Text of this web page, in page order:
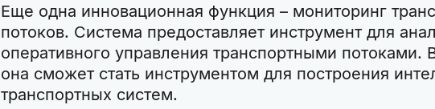
Еще одна инновационная функция – мониторинг
потоков. Система предоставляет инструмент для
оперативного управления транспортными потоками.
она сможет стать инструментом для построения
транспортных систем.